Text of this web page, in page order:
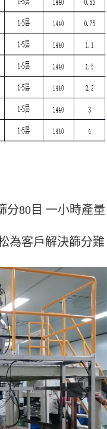
分80目 一小時產量
為客戶解決篩分難